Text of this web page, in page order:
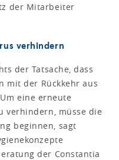
der Mitarbeiter
verhindern
der Tatsache, dass
mit der Rückkehr aus
eine erneute
verhindern, müsse die
beginnen, sagt
der ­Constantia